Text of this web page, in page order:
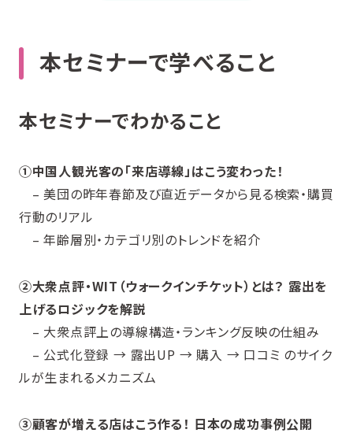
本セミナーで学べること
本セミナーでわかること
①中国人観光客の「来店導線」はこう変わった！
– 美団の昨年春節及び直近データから見る検索・購買
行動のリアル
– 年齢層別・カテゴリ別のトレンドを紹介
②大衆点評・WIT（ウォークインチケット）とは？ 露出を
上げるロジックを解説
– 大衆点評上の導線構造・ランキング反映の仕組み
– 公式化登録 → 露出UP → 購入 → 口コミ のサイク
ルが生まれるメカニズム
③顧客が増える店はこう作る！ 日本の成功事例公開